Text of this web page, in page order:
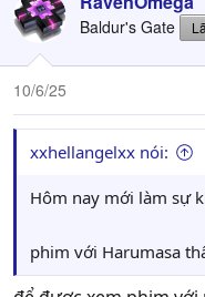
Baldur's Gate
10/6/25
xxhellangelxx nói:
Hôm nay mới làm sự
phim với Harumasa